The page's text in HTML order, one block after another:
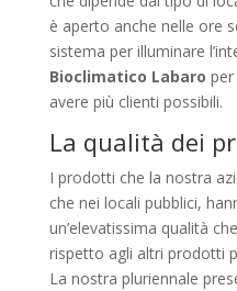
è aperto anche nelle ore
sistema per illuminare
Bioclimatico Labaro
avere più clienti possibili.
La qualità dei
I prodotti che la nostra
che nei locali pubblici,
un’elevatissima qualità
rispetto agli altri prodotti
La nostra pluriennale